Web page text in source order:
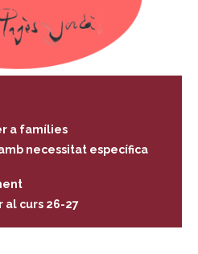
a famílies
necessitat específica
al curs 26-27